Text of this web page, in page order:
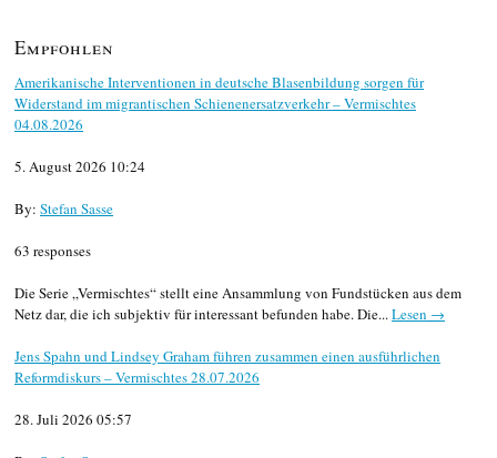
Empfohlen
Amerikanische Interventionen in deutsche Blasenbildung sorgen für
Widerstand im migrantischen Schienenersatzverkehr – Vermischtes
04.08.2026
5. August 2026 10:24
By: Stefan Sasse
63 responses
Die Serie „Vermischtes“ stellt eine Ansammlung von Fundstücken aus dem
Netz dar, die ich subjektiv für interessant befunden habe. Die...Lesen →
Jens Spahn und Lindsey Graham führen zusammen einen ausführlichen
Reformdiskurs – Vermischtes 28.07.2026
28. Juli 2026 05:57